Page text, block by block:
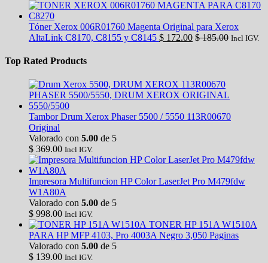
Tóner Xerox 006R01760 Magenta Original para Xerox
AltaLink C8170, C8155 y C8145 $ 172.00 $185.00 Incl IGV.
Top Rated Products
Tambor Drum Xerox Phaser 5500 / 5550 113R00670
Original
Valorado con 5.00 de 5
$ 369.00 Incl IGV.
Impresora Multifuncion HP Color LaserJet Pro M479fdw
W1A80A
Valorado con 5.00 de 5
$ 998.00 Incl IGV.
TONER HP 151A W1510A
PARA HP MFP 4103, Pro 4003A Negro 3,050 Paginas
Valorado con 5.00 de 5
$ 139.00 Incl IGV.